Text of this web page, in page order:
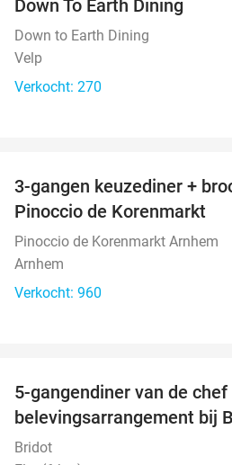
Down To Earth Dining
Down to Earth Dining
Velp
Verkocht: 270
3-gangen keuzediner +
Pinoccio de Korenmarkt
Pinoccio de Korenmarkt Arnhem
Arnhem
Verkocht: 960
5-gangendiner van de
belevingsarrangement bij
Bridot